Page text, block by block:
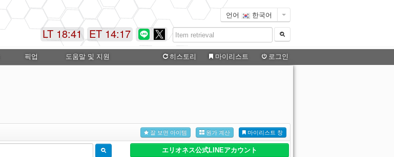
언어 한국어
ET 14:17
LT 18:41
픽업 도움말 및 지원 히스토리 마이리스트 로그인
마이리스트 창
원가 계산
잘 보면 아이템
エリオネス公式LINEアカウント